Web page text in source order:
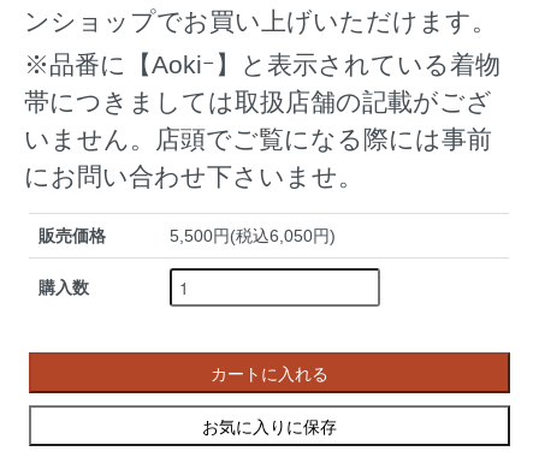
ンショップでお買い上げいただけます。
※品番に【Aokiｰ】と表示されている着物
帯につきましては取扱店舗の記載がござ
いません。店頭でご覧になる際には事前
にお問い合わせ下さいませ。
販売価格 5,500円(税込6,050円)
購入数
カートに入れる
お気に入りに保存